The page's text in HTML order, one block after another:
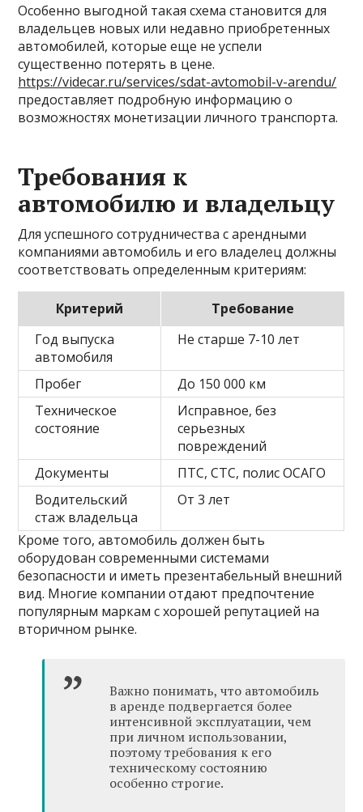
Особенно выгодной такая схема становится для
владельцев новых или недавно приобретенных
автомобилей, которые еще не успели
существенно потерять в цене.
https://videcar.ru/services/sdat-avtomobil-v-arendu/
предоставляет подробную информацию о
возможностях монетизации личного транспорта.
Требования к
автомобилю и владельцу
Для успешного сотрудничества с арендными
компаниями автомобиль и его владелец должны
соответствовать определенным критериям:
Критерий
Требование
Год выпуска
автомобиля
Не старше 7-10 лет
Пробег
До 150 000 км
Техническое
состояние
Исправное, без
серьезных
повреждений
Документы
ПТС, СТС, полис ОСАГО
Водительский
стаж владельца
От 3 лет
Кроме того, автомобиль должен быть
оборудован современными системами
безопасности и иметь презентабельный внешний
вид. Многие компании отдают предпочтение
популярным маркам с хорошей репутацией на
вторичном рынке.
Важно понимать, что автомобиль
в аренде подвергается более
интенсивной эксплуатации, чем
при личном использовании,
поэтому требования к его
техническому состоянию
особенно строгие.